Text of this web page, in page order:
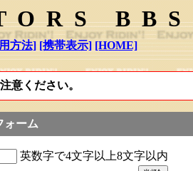
BBS
方法] [携帯表示] [HOME]
意ください。
ォーム
英数字で4文字以上8文字以内